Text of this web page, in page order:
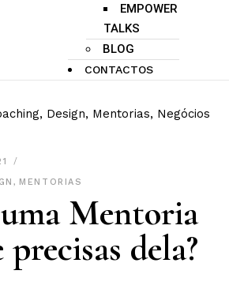
EMPOWER
TALKS
BLOG
CONTACTOS
, MENTORIAS
Mentoria
dela?